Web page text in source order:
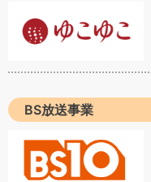
BS放送事業